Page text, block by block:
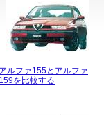
アルファ155とアルファ
159を比較する